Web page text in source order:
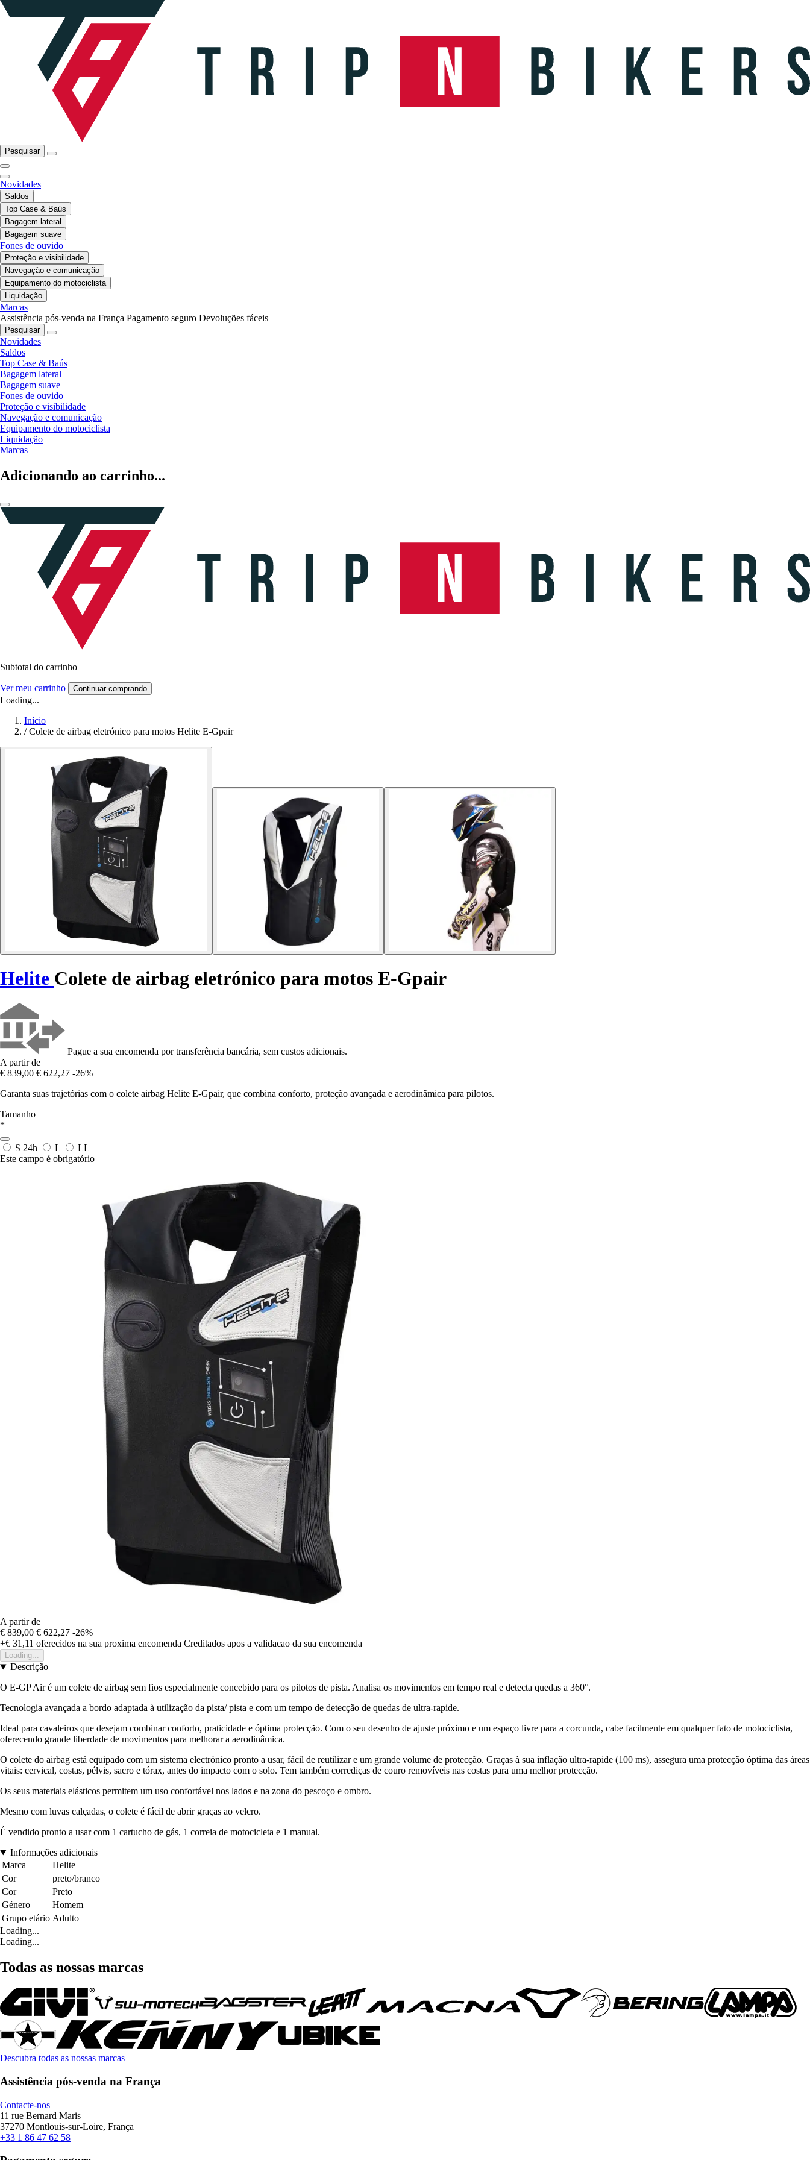
Pesquisar
Novidades
Saldos
Top Case & Baús
Bagagem lateral
Bagagem suave
Fones de ouvido
Proteção e visibilidade
Navegação e comunicação
Equipamento do motociclista
Liquidação
Marcas
Assistência pós-venda na França Pagamento seguro Devoluções fáceis
Pesquisar
Novidades
Saldos
Top Case & Baús
Bagagem lateral
Bagagem suave
Fones de ouvido
Proteção e visibilidade
Navegação e comunicação
Equipamento do motociclista
Liquidação
Marcas
Adicionando ao carrinho...
Subtotal do carrinho
Ver meu carrinho Continuar comprando
Loading...
Início
/ Colete de airbag eletrónico para motos Helite E-Gpair
Helite Colete de airbag eletrónico para motos E-Gpair
Pague a sua encomenda por transferência bancária, sem custos adicionais.
A partir de
€ 839,00 € 622,27 -26%
Garanta suas trajetórias com o colete airbag Helite E-Gpair, que combina conforto, proteção avançada e aerodinâmica para pilotos.
Tamanho
*
S 24h L
LL
Este campo é obrigatório
A partir de
€ 839,00 € 622,27 -26%
+€ 31,11 oferecidos na sua proxima encomenda Creditados apos a validacao da sua encomenda
Loading...
Descrição
O E-GP Air é um colete de airbag sem fios especialmente concebido para os pilotos de pista. Analisa os movimentos em tempo real e detecta quedas a 360°.
Tecnologia avançada a bordo adaptada à utilização da pista/ pista e com um tempo de detecção de quedas de ultra-rapide.
Ideal para cavaleiros que desejam combinar conforto, praticidade e óptima protecção. Com o seu desenho de ajuste próximo e um espaço livre para a corcunda, cabe facilmente em qualquer fato de motociclista,
oferecendo grande liberdade de movimentos para melhorar a aerodinâmica.
O colete do airbag está equipado com um sistema electrónico pronto a usar, fácil de reutilizar e um grande volume de protecção. Graças à sua inflação ultra-rapide (100 ms), assegura uma protecção óptima das áreas
vitais: cervical, costas, pélvis, sacro e tórax, antes do impacto com o solo. Tem também corrediças de couro removíveis nas costas para uma melhor protecção.
Os seus materiais elásticos permitem um uso confortável nos lados e na zona do pescoço e ombro.
Mesmo com luvas calçadas, o colete é fácil de abrir graças ao velcro.
É vendido pronto a usar com 1 cartucho de gás, 1 correia de motocicleta e 1 manual.
Informações adicionais
Marca
Helite
Cor
preto/branco
Cor
Preto
Género
Homem
Grupo etário Adulto
Loading...
Loading...
Todas as nossas marcas
Descubra todas as nossas marcas
Assistência pós-venda na França
Contacte-nos
11 rue Bernard Maris
37270 Montlouis-sur-Loire, França
+33 1 86 47 62 58